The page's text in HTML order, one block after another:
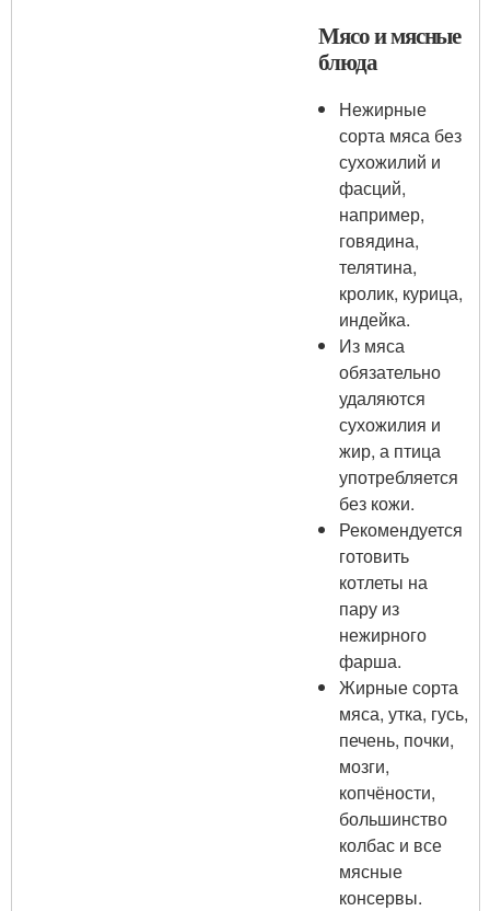
Мясо и мясные
блюда
Нежирные
сорта мяса без
сухожилий и
фасций,
например,
говядина,
телятина,
кролик, курица,
индейка.
Из мяса
обязательно
удаляются
сухожилия и
жир, а птица
употребляется
без кожи.
Рекомендуется
готовить
котлеты на
пару из
нежирного
фарша.
Жирные сорта
мяса, утка, гусь,
печень, почки,
мозги,
копчёности,
большинство
колбас и все
мясные
консервы.